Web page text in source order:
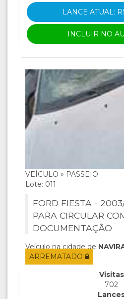
LANCE ATUAL:
INCLUIR NO
VEÍCULO » PASSEIO
Lote: 011
FORD FIESTA -
PARA CIRCULAR
DOCUMENTAÇÃO
Veículo na cidade de
ARREMATADO
Visitas
702